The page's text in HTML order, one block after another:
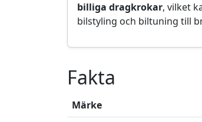
billiga dragkrokar, vilket
bilstyling och biltuning till
Fakta
Märke